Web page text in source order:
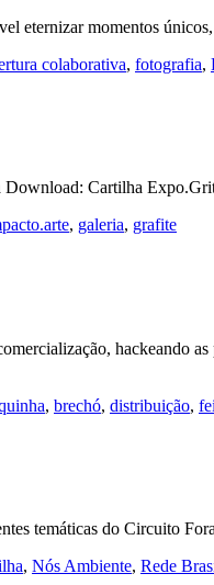
eternizar momentos
colaborativa, fotografia,
Download: Cartilha
, galeria, grafite
hackeando
, brechó, distribuição,
temáticas do Circuito
, Nós Ambiente, Rede